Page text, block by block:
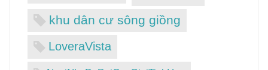
khu dân cư sông giồng
LoveraVista